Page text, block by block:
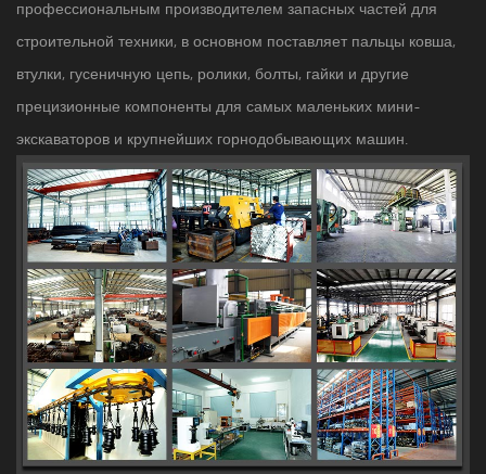
профессиональным производителем запасных частей для
строительной техники, в основном поставляет пальцы ковша,
втулки, гусеничную цепь, ролики, болты, гайки и другие
прецизионные компоненты для самых маленьких мини-
экскаваторов и крупнейших горнодобывающих машин.